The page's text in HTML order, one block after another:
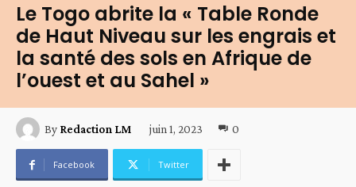
Le Togo abrite la « Table Ronde
de Haut Niveau sur les engrais et
la santé des sols en Afrique de
l’ouest et au Sahel »
By Redaction LM juin 1, 2023 0
Facebook Twitter